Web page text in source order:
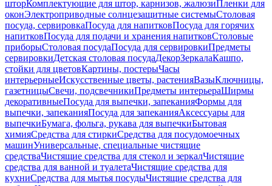
шторКомплектующие для штор, карнизов, жалюзиПленки для
оконЭлектроприводные солнцезащитные системыСтоловая
посуда, сервировкаПосуда для напитковПосуда для горячих
напитковПосуда для подачи и хранения напитковСтоловые
приборыСтоловая посудаПосуда для сервировкиПредметы
сервировкиДетская столовая посудаДекорЗеркалаКашпо,
стойки для цветовКартины, постерыЧасы
интерьерныеИскусственные цветы, растенияВазыКлючницы,
газетницыСвечи, подсвечникиПредметы интерьераШирмы
декоративныеПосуда для выпечки, запеканияФормы для
выпечки, запеканияПосуда для запеканияАксессуары для
выпечкиБумага, фольга, рукава для выпечкиБытовая
химияСредства для стиркиСредства для посудомоечных
машинУниверсальные, специальные чистящие
средстваЧистящие средства для стекол и зеркалЧистящие
средства для ванной и туалетаЧистящие средства для
кухниСредства для мытья посудыЧистящие средства для